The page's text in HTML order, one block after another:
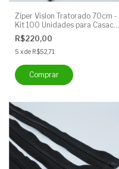
Zíper Vislon Tratorado 70cm -
Kit 100 Unidades para Casacos
e Jaquetas | Cor: Preto
R$220,00
5 xde R$52,71